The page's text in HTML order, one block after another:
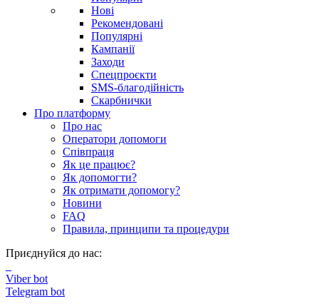
Нові
Рекомендовані
Популярні
Кампанії
Заходи
Спецпроєкти
SMS-благодійність
Скарбнички
Про платформу
Про нас
Оператори допомоги
Співпраця
Як це працює?
Як допомогти?
Як отримати допомогу?
Новини
FAQ
Правила, принципи та процедури
Приєднуйся до нас:
Viber bot
Telegram bot